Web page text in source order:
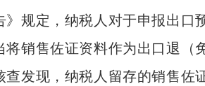
规定，纳税人对于申报出口
将销售佐证资料作为出口退（
查发现，纳税人留存的销售佐